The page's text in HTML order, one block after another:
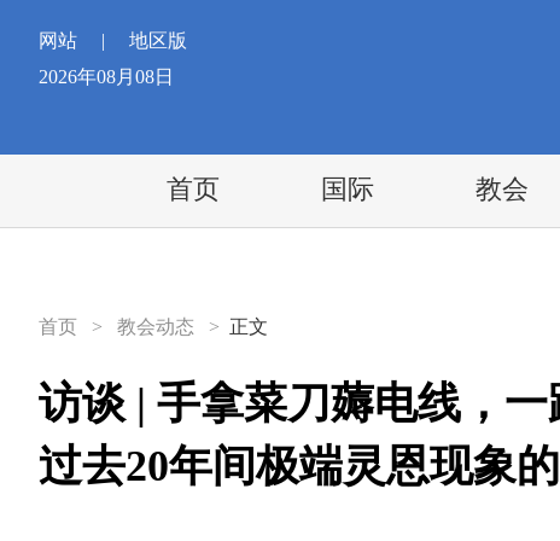
网站 |
地区版
2026年08月08日
首页 国际 教会
首页 > 教会动态 > 正文
访谈 | 手拿菜刀薅电线，
过去20年间极端灵恩现象